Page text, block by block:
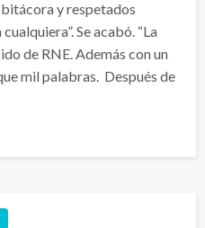
y respetados
Se acabó. “La
de RNE. Además con un
mil palabras. Después de